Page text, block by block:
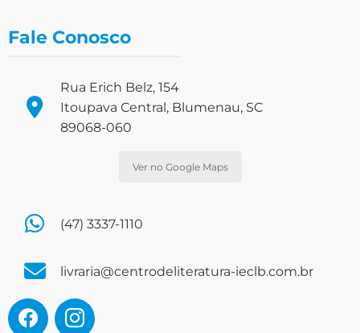
Fale Conosco
Rua Erich Belz, 154
Itoupava Central, Blumenau, SC
89068-060
Ver no Google Maps
(47) 3337-1110
livraria@centrodeliteratura-ieclb.com.br